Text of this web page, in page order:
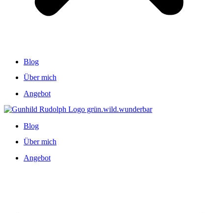
Blog
Über mich
Angebot
Blog
Über mich
Angebot